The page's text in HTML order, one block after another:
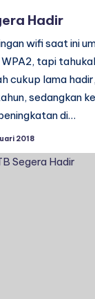
Hadir
wifi saat ini
tapi
cukup lama
sedangkan
di…
2018